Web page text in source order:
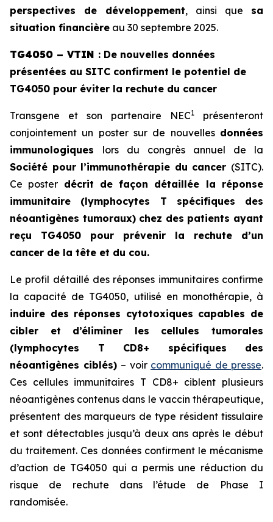
perspectives de développement, ainsi que sa
situation financière au 30 septembre 2025.
TG4050 – VTIN : De nouvelles données
présentées au SITC confirment le potentiel de
TG4050 pour éviter la rechute du cancer
Transgene et son partenaire NEC1
présenteront
conjointement un poster sur de nouvelles données
immunologiques lors du congrès annuel de la
Société pour l’immunothérapie du cancer (SITC).
Ce poster décrit de façon détaillée la réponse
immunitaire (lymphocytes T spécifiques des
néoantigènes tumoraux) chez des patients ayant
reçu TG4050 pour prévenir la rechute d’un
cancer de la tête et du cou.
Le profil détaillé des réponses immunitaires confirme
la capacité de TG4050, utilisé en monothérapie, à
induire des réponses cytotoxiques capables de
cibler et d’éliminer les cellules tumorales
(lymphocytes T CD8+ spécifiques des
néoantigènes ciblés) – voir communiqué de presse.
Ces cellules immunitaires T CD8+ ciblent plusieurs
néoantigènes contenus dans le vaccin thérapeutique,
présentent des marqueurs de type résident tissulaire
et sont détectables jusqu’à deux ans après le début
du traitement. Ces données confirment le mécanisme
d’action de TG4050 qui a permis une réduction du
risque de rechute dans l’étude de Phase I
randomisée.